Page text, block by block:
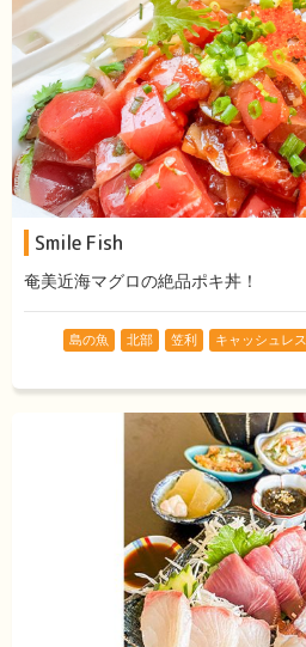
Smile Fish
奄美近海マグロの絶品ポキ丼！
島の魚 北部 笠利 キャッシュレス